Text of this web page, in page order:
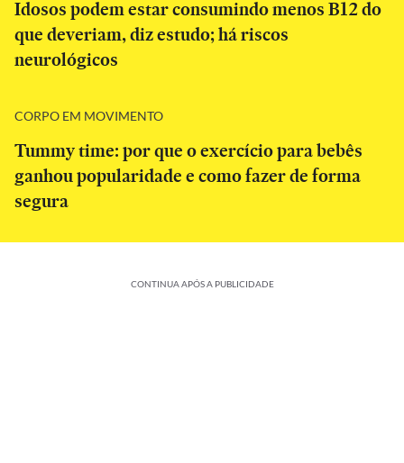
Idosos podem estar consumindo menos B12 do
que deveriam, diz estudo; há riscos
neurológicos
CORPO EM MOVIMENTO
Tummy time: por que o exercício para bebês
ganhou popularidade e como fazer de forma
segura
CONTINUA APÓS A PUBLICIDADE